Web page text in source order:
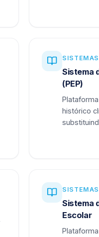
SISTEMAS
Sistema
(PEP)
histórico
SISTEMAS
Sistema
Escolar